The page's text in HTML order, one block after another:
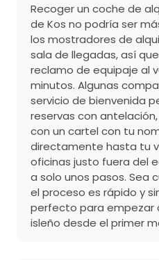
Recoger un coche de
de Kos no podría ser
los mostradores de
sala de llegadas, así
reclamo de equipaje al
minutos. Algunas
servicio de bienvenida
reservas con
con un cartel con tu
directamente hasta tu
oficinas justo fuera del
a solo unos pasos. Sea
el proceso es rápido y
perfecto para empezar
isleño desde el primer